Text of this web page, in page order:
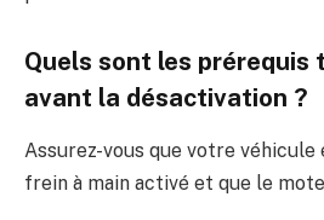
Quels sont les prérequis
avant la désactivation ?
Assurez-vous que votre véhicule
frein à main activé et que le